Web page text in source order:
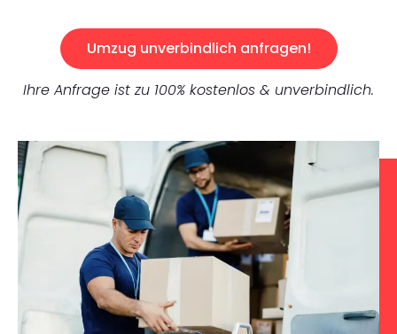
Umzug unverbindlich anfragen!
Ihre Anfrage ist zu 100% kostenlos & unverbindlich.